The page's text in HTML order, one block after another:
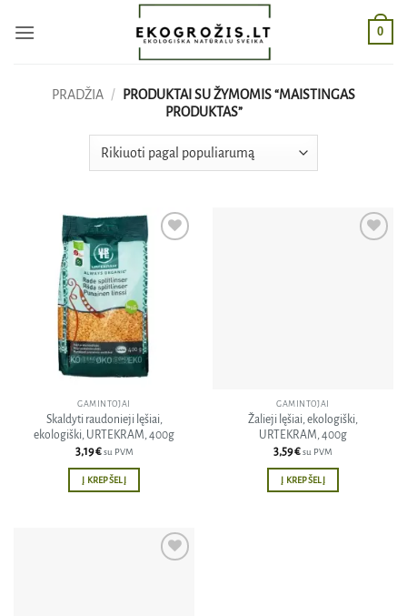
0
PRADŽIA /
PRODUKTAI SU ŽYMOMIS “MAISTINGAS
PRODUKTAS”
GAMINTOJAI
Skaldyti raudonieji lęšiai,
ekologiški, URTEKRAM, 400g
3,19€ su PVM
Į KREPŠELĮ
GAMINTOJAI
Žalieji lęšiai, ekologiški,
URTEKRAM, 400g
3,59€su PVM
Į KREPŠELĮ